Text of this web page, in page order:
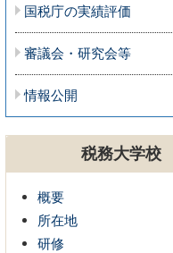
国税庁の実績評価
審議会・研究会等
情報公開
税務大学校
概要
所在地
研修